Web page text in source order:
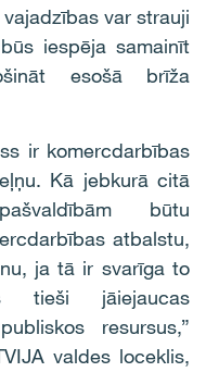
var strauji
iespēja samainīt
esošā brīža
ir komercdarbības
Kā jebkurā citā
būtu
atbalstu,
ja tā ir svarīga to
tieši jāiejaucas
resursus,”
valdes loceklis,